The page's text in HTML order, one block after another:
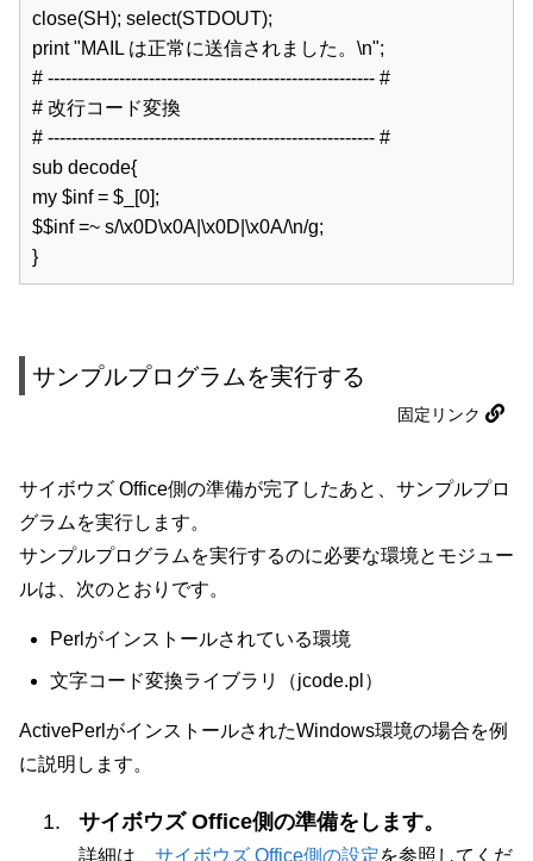
close(SH); select(STDOUT);
print "MAIL は正常に送信されました。\n";
# ------------------------------------------------------- #
# 改行コード変換
# ------------------------------------------------------- #
sub decode{
my $inf = $_[0];
$$inf =~ s/\x0D\x0A|\x0D|\x0A/\n/g;
}
サンプルプログラムを実行する
固定リンク
サイボウズ Office側の準備が完了したあと、サンプルプロ
グラムを実行します。
サンプルプログラムを実行するのに必要な環境とモジュー
ルは、次のとおりです。
Perlがインストールされている環境
文字コード変換ライブラリ（jcode.pl）
ActivePerlがインストールされたWindows環境の場合を例
に説明します。
サイボウズ Office側の準備をします。
詳細は、 サイボウズ Office側の設定を参照してくだ